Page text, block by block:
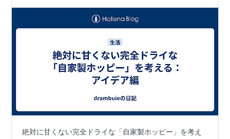
絶対に甘くない完全ドライな「自家製ホッピー」を考え